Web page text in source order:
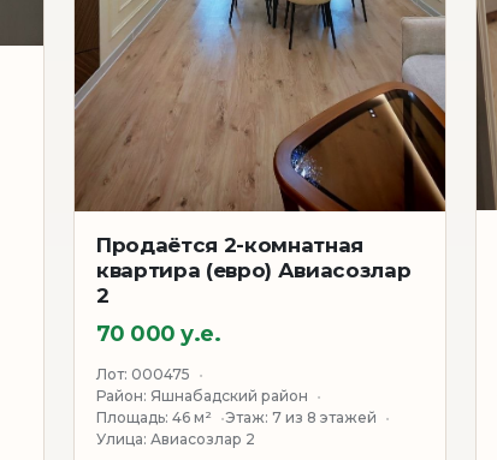
Продаётся 2-комнатная
квартира (евро) Авиасозлар
2
70 000 у.е.
Лот: 000475
Район: Яшнабадский район
Площадь: 46 м² Этаж: 7 из 8 этажей
Улица: Авиасозлар 2